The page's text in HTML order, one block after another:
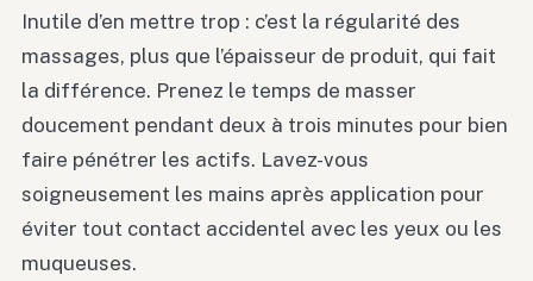
Inutile d’en mettre trop : c’est la régularité des
massages, plus que l’épaisseur de produit, qui fait
la différence. Prenez le temps de masser
doucement pendant deux à trois minutes pour bien
faire pénétrer les actifs. Lavez-vous
soigneusement les mains après application pour
éviter tout contact accidentel avec les yeux ou les
muqueuses.